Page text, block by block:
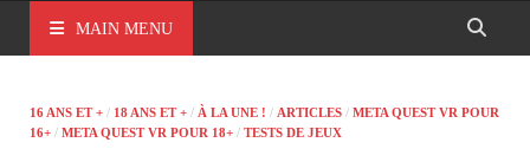
MAIN MENU
16 ANS ET + / 18 ANS ET + / À LA UNE ! / ARTICLES / META QUEST VR POUR
16+ / META QUEST VR POUR 18+ / TESTS DE JEUX